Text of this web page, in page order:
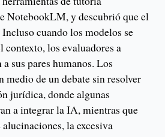
NotebookLM, y descubrió que el
cuando los modelos se
los evaluadores a
sus pares humanos. Los
medio de un debate sin resolver
jurídica, donde algunas
a integrar la IA, mientras que
la excesiva